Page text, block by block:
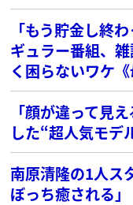
「もう貯金し終
ギュラー番組、
く困らないワケ
「顔が違って見
した“超人気モデ
南原清隆の1人ス
ぼっち癒される」